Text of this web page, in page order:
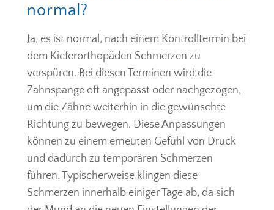
normal?
Ja, es ist normal, nach einem Kontrolltermin bei
dem Kieferorthopäden Schmerzen zu
verspüren. Bei diesen Terminen wird die
Zahnspange oft angepasst oder nachgezogen,
um die Zähne weiterhin in die gewünschte
Richtung zu bewegen. Diese Anpassungen
können zu einem erneuten Gefühl von Druck
und dadurch zu temporären Schmerzen
führen. Typischerweise klingen diese
Schmerzen innerhalb einiger Tage ab, da sich